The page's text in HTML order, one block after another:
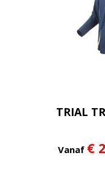
TRIAL
Vanaf €